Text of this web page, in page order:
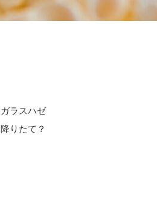
ガラスハゼ
降りたて？